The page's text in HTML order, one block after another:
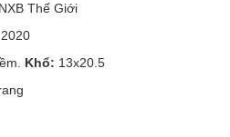
NXB Thế Giới
2020
Khổ: 13x20.5